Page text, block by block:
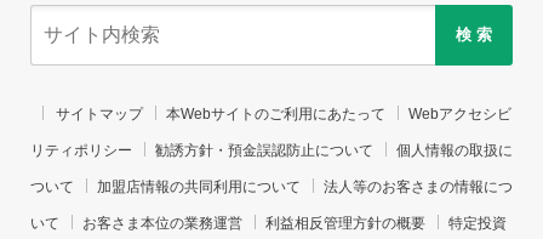
検 索
サイトマップ 本Webサイトのご利用にあたって Webアクセシビ
リティポリシー 勧誘方針・預金誤認防止について 個人情報の取扱に
ついて 加盟店情報の共同利用について 法人等のお客さまの情報につ
いて お客さま本位の業務運営 利益相反管理方針の概要 特定投資